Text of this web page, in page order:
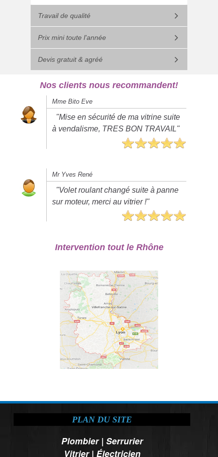
Travail de qualité
Prix mini toute l'année
Devis gratuit & agréé
Nos clients nous recommandent!
Mme Bito Eve
"Mise en sécurité de ma vitrine suite
à vendalisme, TRES BON TRAVAIL"
Mr Yves René
"Volet roulant changé suite à panne
sur moteur, merci au vitrier !"
Intervention tout le Rhône
PLAN DU SITE
Plombier| Serrurier
Vitrier| Électricien